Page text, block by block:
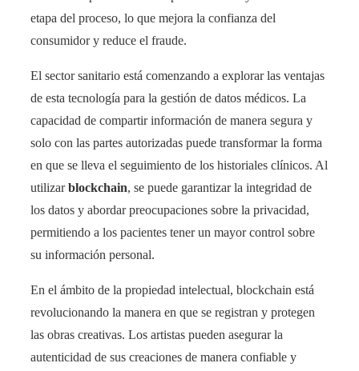
etapa del proceso, lo que mejora la confianza del
consumidor y reduce el fraude.
El sector sanitario está comenzando a explorar las ventajas
de esta tecnología para la gestión de datos médicos. La
capacidad de compartir información de manera segura y
solo con las partes autorizadas puede transformar la forma
en que se lleva el seguimiento de los historiales clínicos. Al
utilizarblockchain, se puede garantizar la integridad de
los datos y abordar preocupaciones sobre la privacidad,
permitiendo a los pacientes tener un mayor control sobre
su información personal.
En el ámbito de la propiedad intelectual, blockchain está
revolucionando la manera en que se registran y protegen
las obras creativas. Los artistas pueden asegurar la
autenticidad de sus creaciones de manera confiable y